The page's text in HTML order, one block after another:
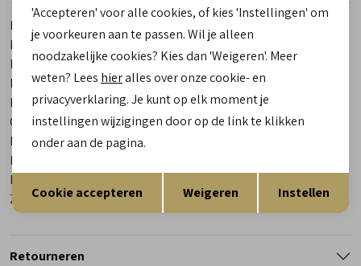
Merk
Leveranciercode
2096 208 8460
Bestelcode
00023893-1
Breedtemaat
K
Los voetbed
Ja
Categorie
Klittenbandschoenen
Kleur
Materiaal buitenkant
Materiaal binnenkant
Zool
Rubber
Retourneren
Terug Opslaan
'Accepteren' voor alle cookies, of kies 'Instellingen' om
je voorkeuren aan te passen. Wil je alleen
noodzakelijke cookies? Kies dan 'Weigeren'. Meer
weten? Lees hieralles over onze cookie- en
privacyverklaring. Je kunt op elk moment je
instellingen wijzigingen door op de link te klikken
onder aan de pagina.
Cookie accepteren Weigeren Instellen